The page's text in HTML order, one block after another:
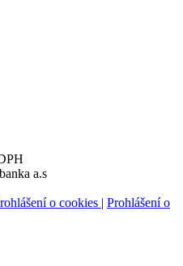
a.s
o cookies | Prohlášení o